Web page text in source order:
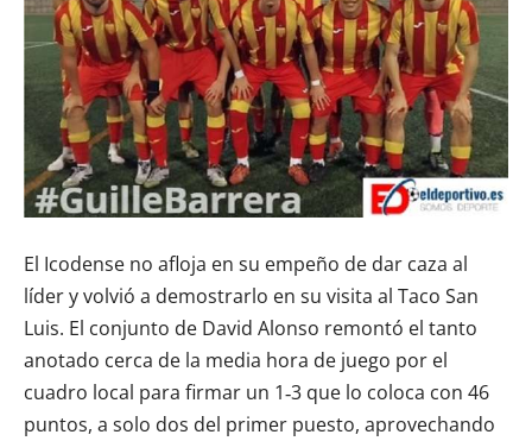
El Icodense no afloja en su empeño de dar caza al
líder y volvió a demostrarlo en su visita al Taco San
Luis. El conjunto de David Alonso remontó el tanto
anotado cerca de la media hora de juego por el
cuadro local para firmar un 1‑3 que lo coloca con 46
puntos, a solo dos del primer puesto, aprovechando